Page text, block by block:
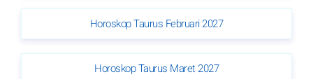
Horoskop Taurus Februari 2027
Horoskop Taurus Maret 2027